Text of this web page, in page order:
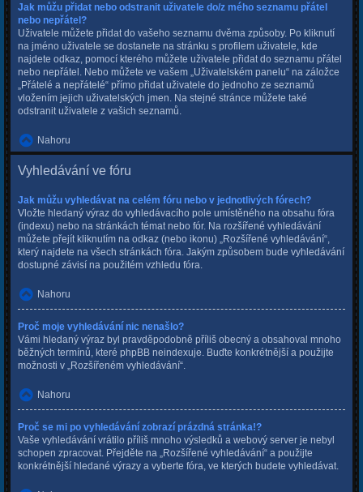
Jak můžu přidat nebo odstranit uživatele do/z mého seznamu přátel
nebo nepřátel?
Uživatele můžete přidat do vašeho seznamu dvěma způsoby. Po kliknutí
na jméno uživatele se dostanete na stránku s profilem uživatele, kde
najdete odkaz, pomocí kterého můžete uživatele přidat do seznamu přátel
nebo nepřátel. Nebo můžete ve vašem „Uživatelském panelu“ na záložce
„Přátelé a nepřátelé“ přímo přidat uživatele do jednoho ze seznamů
vložením jejich uživatelských jmen. Na stejné stránce můžete také
odstranit uživatele z vašich seznamů.
Nahoru
Vyhledávání ve fóru
Jak můžu vyhledávat na celém fóru nebo v jednotlivých fórech?
Vložte hledaný výraz do vyhledávacího pole umístěného na obsahu fóra
(indexu) nebo na stránkách témat nebo fór. Na rozšířené vyhledávání
můžete přejít kliknutím na odkaz (nebo ikonu) „Rozšířené vyhledávání“,
který najdete na všech stránkách fóra. Jakým způsobem bude vyhledávání
dostupné závisí na použitém vzhledu fóra.
Nahoru
Proč moje vyhledávání nic nenašlo?
Vámi hledaný výraz byl pravděpodobně příliš obecný a obsahoval mnoho
běžných termínů, které phpBB neindexuje. Buďte konkrétnější a použijte
možnosti v „Rozšířeném vyhledávání“.
Nahoru
Proč se mi po vyhledávání zobrazí prázdná stránka!?
Vaše vyhledávání vrátilo příliš mnoho výsledků a webový server je nebyl
schopen zpracovat. Přejděte na „Rozšířené vyhledávání“ a použijte
konkrétnější hledané výrazy a vyberte fóra, ve kterých budete vyhledávat.